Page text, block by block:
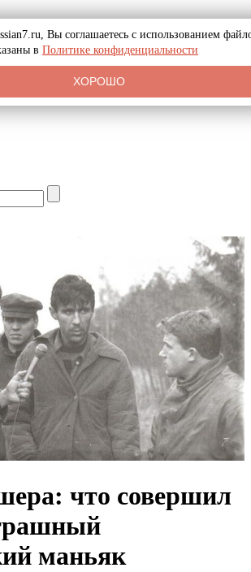
что совершил
маньяк
Вы соглашаетесь с использованием
в Политике конфиденциальности
ХОРОШО